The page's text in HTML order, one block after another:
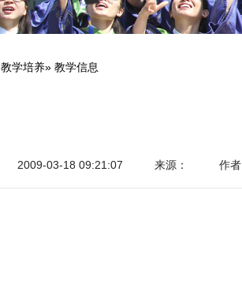
教学培养» 教学信息
2009-03-18 09:21:07 来源： 作